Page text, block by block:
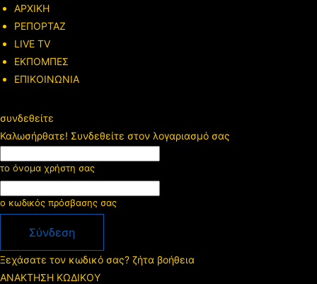
ΑΡΧΙΚΗ
ΡΕΠΟΡΤΑΖ
LIVE TV
ΕΚΠΟΜΠΕΣ
ΕΠΙΚΟΙΝΩΝΙΑ
συνδεθείτε
Καλωσήρθατε! Συνδεθείτε στον λογαριασμό σας
το όνομα χρήστη σας
ο κωδικός πρόσβασης σας
Ξεχάσατε τον κωδικό σας? ζήτα βοήθεια
ΑΝΑΚΤΗΣΗ ΚΩΔΙΚΟΥ